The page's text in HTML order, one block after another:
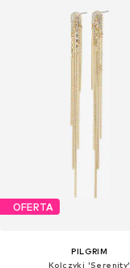
OFERTA
PILGRIM
Kolczyki 'Serenity'